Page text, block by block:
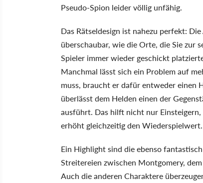
Pseudo-Spion leider völlig unfähig.
Das Rätseldesign ist nahezu perfekt:
überschaubar, wie die Orte, die Sie zur
Spieler immer wieder geschickt
Manchmal lässt sich ein Problem auf
muss, braucht er dafür entweder einen
überlässt dem Helden einen der
ausführt. Das hilft nicht nur
erhöht gleichzeitig den Wiederspielwert.
Ein Highlight sind die ebenso
Streitereien zwischen Montgomery,
Auch die anderen Charaktere